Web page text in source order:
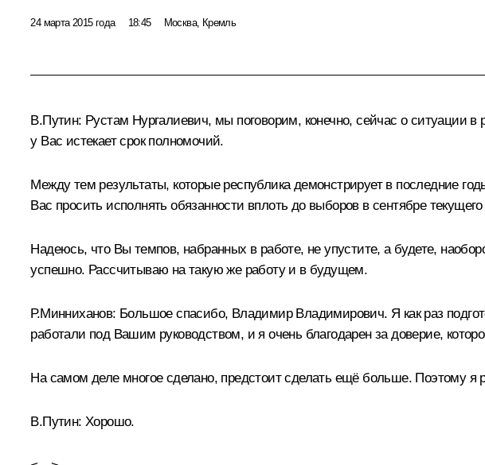
24 марта 2015 года 18:45 Москва, Кремль
В.Путин: Рустам Нургалиевич, мы поговорим, конечно, сейчас о ситуации
у Вас истекает срок полномочий.
Между тем результаты, которые республика демонстрирует в последние
Вас просить исполнять обязанности вплоть до выборов в сентябре текущего
Надеюсь, что Вы темпов, набранных в работе, не упустите, а будете,
успешно. Рассчитываю на такую же работу и в будущем.
Р.Минниханов: Большое спасибо, Владимир Владимирович. Я как раз
работали под Вашим руководством, и я очень благодарен за доверие,
На самом деле многое сделано, предстоит сделать ещё больше. Поэтому я
В.Путин: Хорошо.